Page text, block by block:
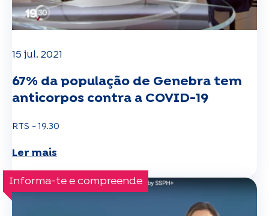
15 jul. 2021
67% da população de Genebra tem
anticorpos contra a COVID-19
RTS - 19.30
Ler mais
Informa-te e compreende